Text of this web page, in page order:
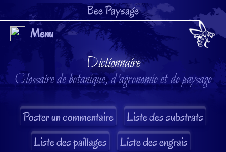
Bee Paysage
Menu
Dictionnaire
Glossaire de botanique, d'agronomie et de paysage
Liste des substrats
Liste des paillages
Liste des engrais